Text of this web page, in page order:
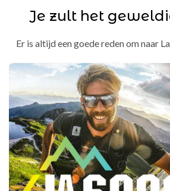
Je zult het
Er is altijd een goede reden om naar